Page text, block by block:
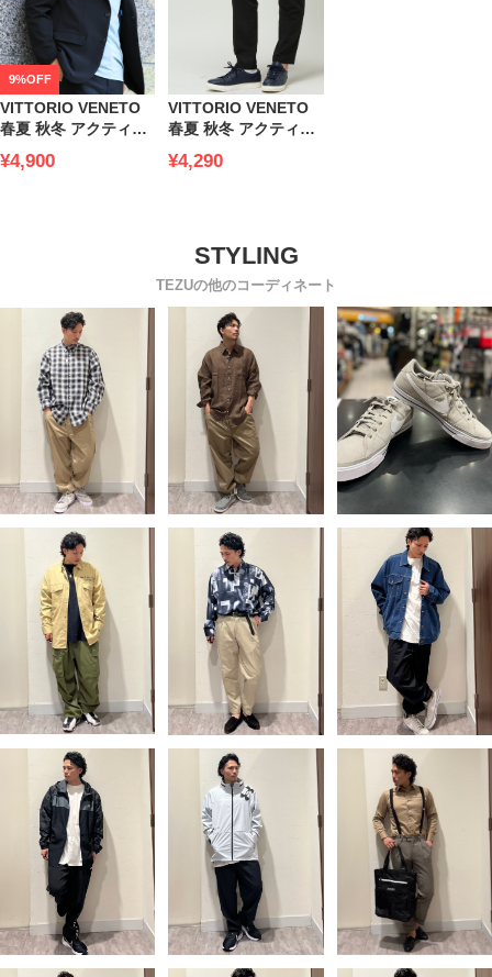
9%OFF
VITTORIO VENETO
春夏 秋冬 アクティブ
4WAYストレッチ 無地
¥4,900
VITTORIO VENETO
春夏 秋冬 アクティブ
4WAYストレッチ 無地
シーズン actvsu
¥4,290
TEZUの他のコーディネート